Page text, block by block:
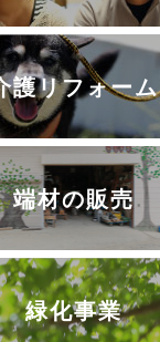
護リフォーム
端材の販売
緑化事業